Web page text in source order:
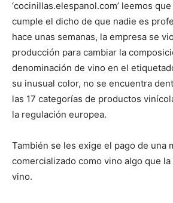
‘cocinillas.elespanol.com’ leemos
cumple el dicho de que nadie es
hace unas semanas, la empresa se
producción para cambiar la
denominación de vino en el
su inusual color, no se encuentra
las 17 categorías de productos
la regulación europea.
También se les exige el pago de una
comercializado como vino algo que
vino.